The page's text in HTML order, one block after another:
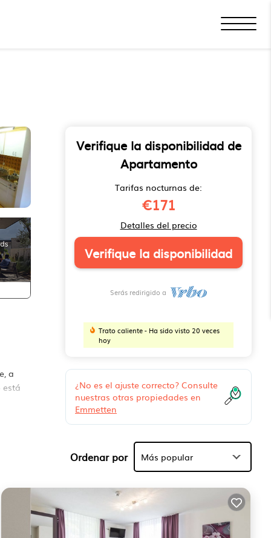
a
está
Verifique la disponibilidad de
Apartamento
Tarifas nocturnas de:
€171
Detalles del precio
Verifique la disponibilidad
Serás redirigido a
Trato caliente - Ha sido visto 20 veces
hoy
¿No es el ajuste correcto? Consulte
nuestras otras propiedades en
Emmetten
Ordenar por Más popular